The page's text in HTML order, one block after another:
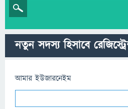
নতুন সদস্য হিসাবে
আমার ইউজারনেইম